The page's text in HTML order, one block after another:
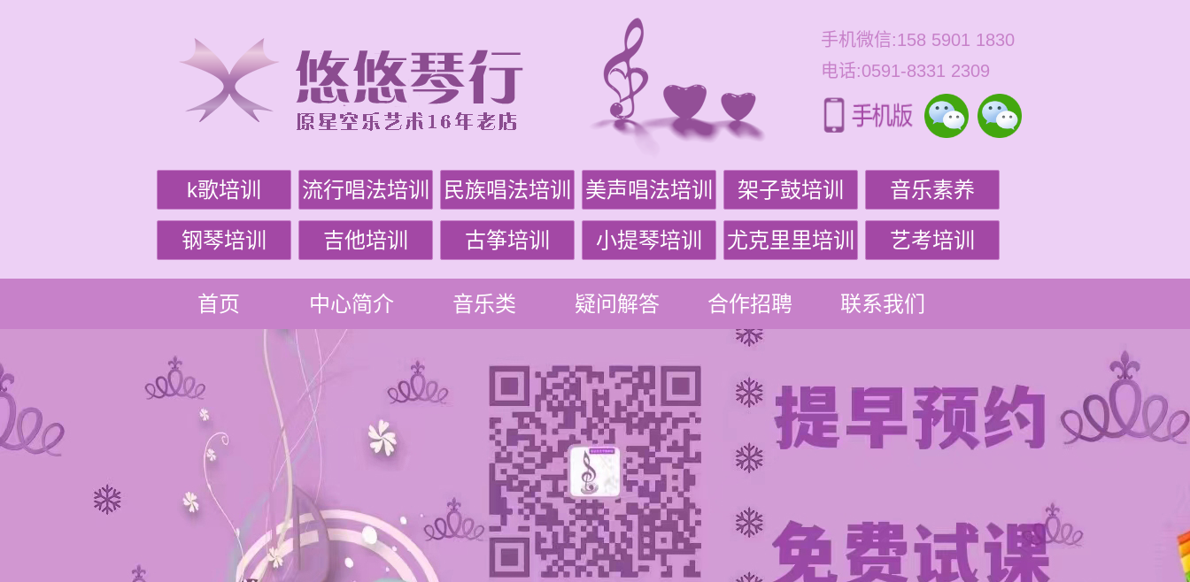
手机微信:158 5901 1830
电话:0591-8331 2309
k歌培训 流行唱法培训 民族唱法培训 美声唱法培训 架子鼓培训 音乐素养
钢琴培训 吉他培训 古筝培训 小提琴培训 尤克里里培训 艺考培训
首页 中心简介 音乐类 疑问解答 合作招聘 联系我们